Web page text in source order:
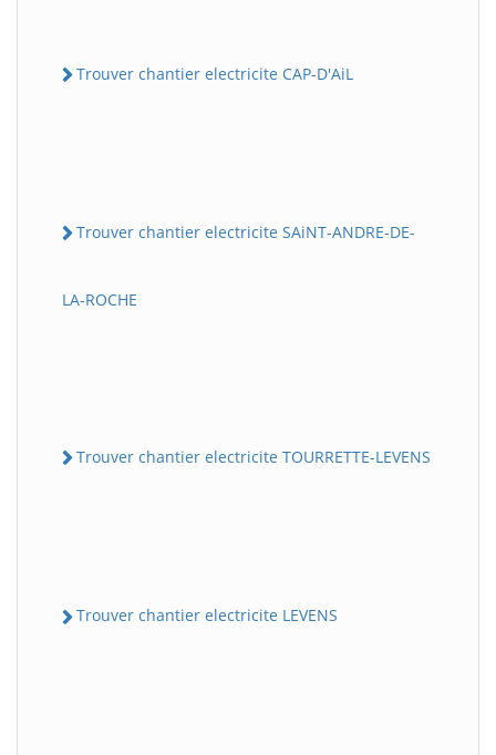
Trouver chantier electricite CAP-D'AiL
Trouver chantier electricite SAiNT-ANDRE-DE-
LA-ROCHE
Trouver chantier electricite TOURRETTE-LEVENS
Trouver chantier electricite LEVENS